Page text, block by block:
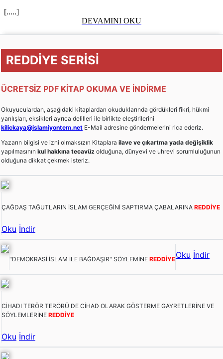
[.....]
DEVAMINI OKU
REDDİYE SERİSİ
ÜCRETSİZ PDF KİTAP OKUMA VE İNDİRME
Okuyuculardan, aşağıdaki kitaplardan okuduklarında gördükleri fikri, hükmi
yanlışları, eksikleri ayrıca delilleri ile birlikte eleştirilerini
kilickaya@islamiyontem.net E-Mail adresine göndermelerini rica ederiz.
Yazarın bilgisi ve izni olmaksızın Kitaplara ilave ve çıkartma yada değişiklik
yapılmasının kul hakkına tecavüz olduğuna, dünyevi ve uhrevi sorumluluğunun
olduğuna dikkat çekmek isteriz.
ÇAĞDAŞ TAĞUTLARIN İSLAM GERÇEĞİNİ SAPTIRMA ÇABALARINA REDDİYE
Oku İndir
"DEMOKRASİ İSLAM İLE BAĞDAŞIR" SÖYLEMİNE REDDİYEOku İndir
CİHADI TERÖR TERÖRÜ DE CİHAD OLARAK GÖSTERME GAYRETLERİNE VE
SÖYLEMLERİNE REDDİYE
Oku İndir